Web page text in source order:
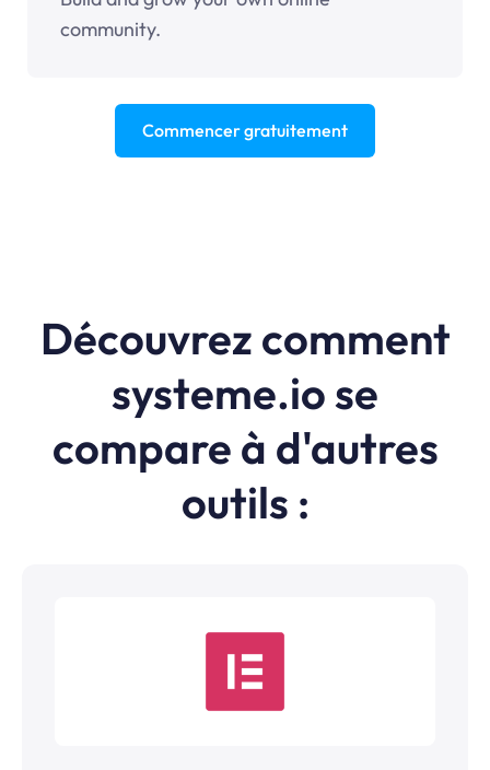
community.
Commencer gratuitement
Découvrez comment
systeme.io se
compare à d'autres
outils :